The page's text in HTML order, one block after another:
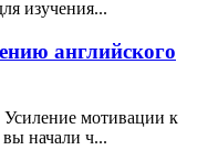
изучения...
английского
Усиление мотивации к
начали ч...